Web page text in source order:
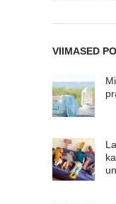
VIIMASED